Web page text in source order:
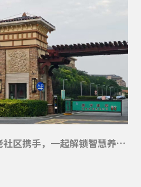
铠硕达科技与康宁津园养老社区携手，一起解锁智慧养老新体验！